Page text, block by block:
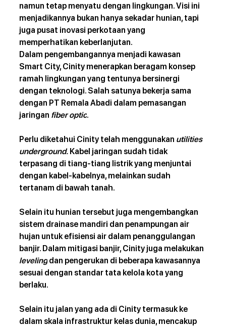
namun tetap menyatu dengan lingkungan. Visi ini
menjadikannya bukan hanya sekadar hunian, tapi
juga pusat inovasi perkotaan yang
memperhatikan keberlanjutan.
Dalam pengembangannya menjadi kawasan
Smart City, Cinity menerapkan beragam konsep
ramah lingkungan yang tentunya bersinergi
dengan teknologi. Salah satunya bekerja sama
dengan PT Remala Abadi dalam pemasangan
jaringan fiber optic.
Perlu diketahui Cinity telah menggunakan utilities
underground. Kabel jaringan sudah tidak
terpasang di tiang-tiang listrik yang menjuntai
dengan kabel-kabelnya, melainkan sudah
tertanam di bawah tanah.
Selain itu hunian tersebut juga mengembangkan
sistem drainase mandiri dan penampungan air
hujan untuk efisiensi air dalam penanggulangan
banjir. Dalam mitigasi banjir, Cinity juga melakukan
leveling dan pengerukan di beberapa kawasannya
sesuai dengan standar tata kelola kota yang
berlaku.
Selain itu jalan yang ada di Cinity termasuk ke
dalam skala infrastruktur kelas dunia, mencakup